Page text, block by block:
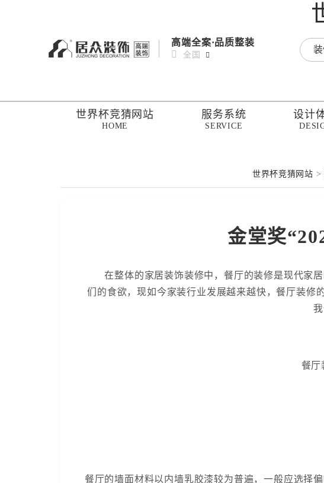
高端全案·品质整装
全国
装
世界杯竞猜网站
HOME
服务系统
SERVICE
设计
世界杯竞猜网站 >
金堂奖
在整体的家居装饰装修中，餐厅的装修是现代家居
们的食欲，现如今家装行业发展越来越快，餐厅装修
餐厅
餐厅的墙面材料以内墙乳胶漆较为普遍，一般应选择